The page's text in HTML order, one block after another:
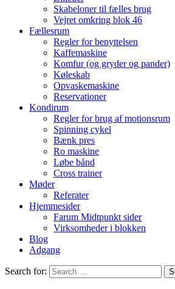
Skabeloner til fælles brug
Vejret omkring blok 46
Fællesrum
Regler for benyttelsen
Kaffemaskine
Komfur (og gryder og pander)
Køleskab
Opvaskemaskine
Reservationer
Kondirum
Regler for brug af motionsrum
Spinning cykel
Bænk pres
Ro maskine
Løbe bånd
Cross trainer
Møder
Referater
Hjemmesider
Farum Midtpunkt sider
Virksomheder i blokken
Blog
Adgang
Search for: